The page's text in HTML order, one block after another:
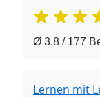
Ø 3.8 / 177
Lernen mit